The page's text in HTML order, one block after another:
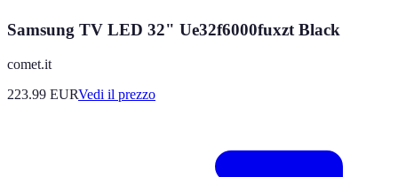
Samsung TV LED 32" Ue32f6000fuxzt Black
comet.it
223.99 EURVedi il prezzo